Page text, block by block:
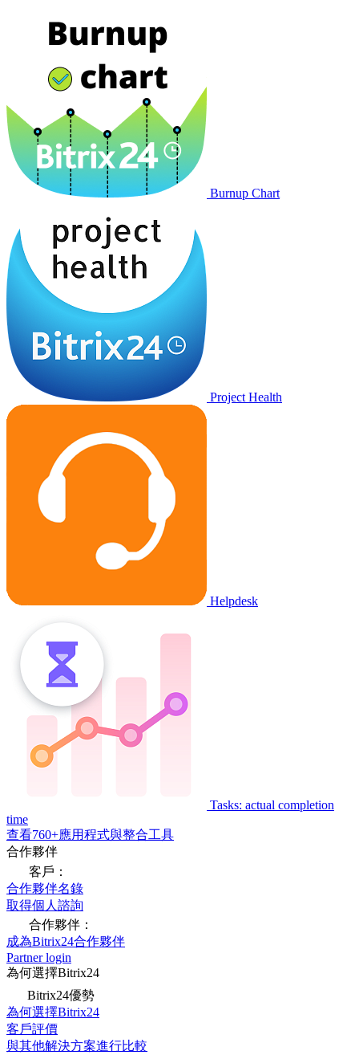
Burnup Chart
Project Health
Helpdesk
Tasks: actual completion
time
查看760+應用程式與整合工具
合作夥伴
客戶：
合作夥伴名錄
取得個人諮詢
合作夥伴：
成為Bitrix24合作夥伴
Partner login
為何選擇Bitrix24
Bitrix24優勢
為何選擇Bitrix24
客戶評價
與其他解決方案進行比較